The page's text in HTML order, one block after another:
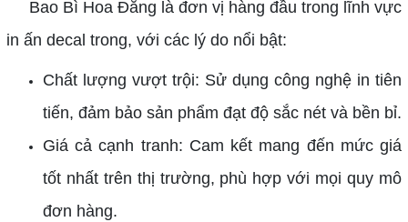
Bao Bì Hoa Đăng là đơn vị hàng đầu trong lĩnh vực
in ấn decal trong, với các lý do nổi bật:
Chất lượng vượt trội: Sử dụng công nghệ in tiên
tiến, đảm bảo sản phẩm đạt độ sắc nét và bền bỉ.
Giá cả cạnh tranh: Cam kết mang đến mức giá
tốt nhất trên thị trường, phù hợp với mọi quy mô
đơn hàng.